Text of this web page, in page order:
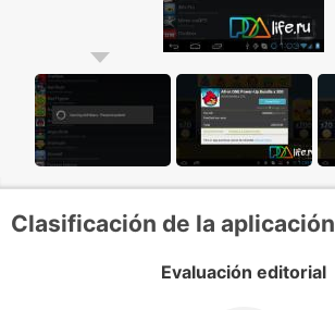
Clasificación de la aplicación
Evaluación editorial